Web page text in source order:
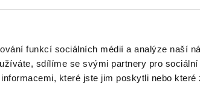
funkcí sociálních médií a analýze naší
sdílíme se svými partnery pro
které jste jim poskytli nebo